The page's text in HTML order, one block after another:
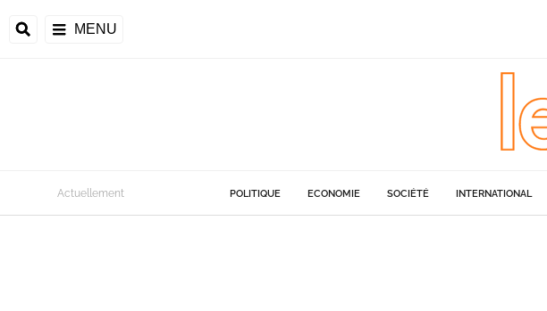
MENU
Actuellement POLITIQUE ECONOMIE SOCIÉTÉ INTERNATIONAL